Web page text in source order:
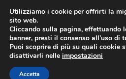
Vai
contenuto
Utilizziamo i cookie per offrirti la
sito web.
Cliccando sulla pagina, effettuando
banner, presti il consenso all’uso di
Puoi scoprire di più su quali cookie
disattivarli nelle impostazioni
Accetta